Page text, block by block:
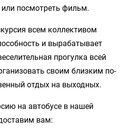
посмотреть фильм.
всем коллективом
и вырабатывает
прогулка всей
своим близким по-
отдых на выходных.
на автобусе в нашей
вам: